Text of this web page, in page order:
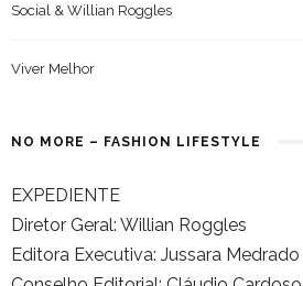
Social & Willian Roggles
Viver Melhor
NO MORE – FASHION LIFESTYLE
EXPEDIENTE
Diretor Geral: Willian Roggles
Editora Executiva: Jussara